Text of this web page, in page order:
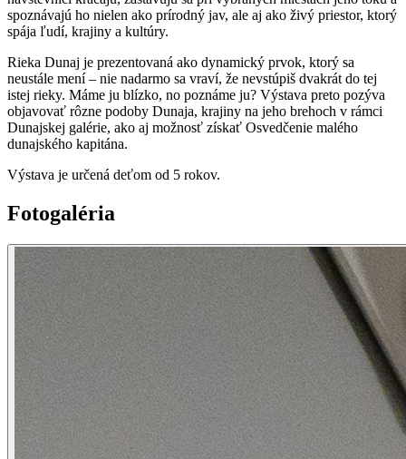
spoznávajú ho nielen ako prírodný jav, ale aj ako živý priestor, ktorý
spája ľudí, krajiny a kultúry.
Rieka Dunaj je prezentovaná ako dynamický prvok, ktorý sa
neustále mení – nie nadarmo sa vraví, že nevstúpiš dvakrát do tej
istej rieky. Máme ju blízko, no poznáme ju? Výstava preto pozýva
objavovať rôzne podoby Dunaja, krajiny na jeho brehoch v rámci
Dunajskej galérie, ako aj možnosť získať Osvedčenie malého
dunajského kapitána.
Výstava je určená deťom od 5 rokov.
Fotogaléria